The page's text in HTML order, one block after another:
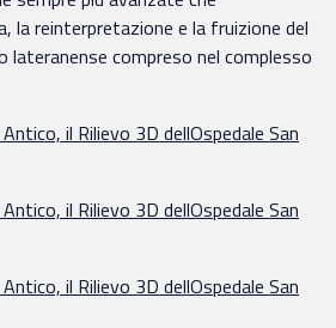
la reinterpretazione e la fruizione del
lateranense compreso nel complesso